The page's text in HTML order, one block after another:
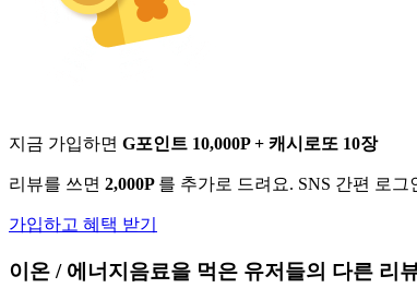
지금 가입하면 G포인트 10,000P + 캐시로또 10장
리뷰를 쓰면 2,000P 를 추가로 드려요. SNS 간편 로
가입하고 혜택 받기
이온 / 에너지음료을 먹은 유저들의 다른 리